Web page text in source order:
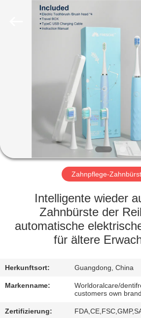
PRODUKTE
ÜBER
UNS
FABRIK-
AUSFLUG
TRETEN
SIE
Zahnpflege-
Intelligente wieder
Zahnbürste der
automatische
für ältere
Herkunftsort: Guangdong, China
Markenname:
Worldoralcare/
customers own brand
Zertifizierung: